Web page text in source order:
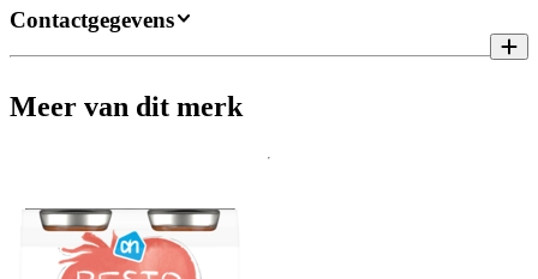
Contactgegevens
Meer van dit merk